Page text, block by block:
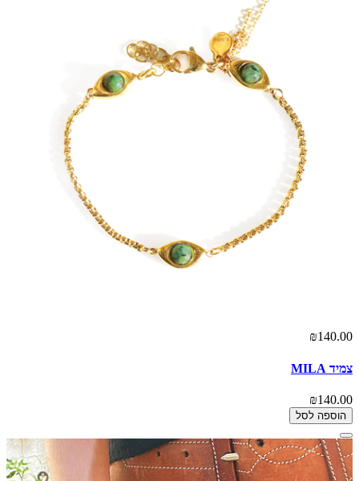
₪140.00
צמיד MILA
₪140.00
הוספה לסל